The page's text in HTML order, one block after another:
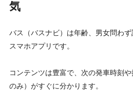
気
バス（バスナビ）は年齢、男女問わ
スマホアプリです。
コンテンツは豊富で、次の発車時刻
のみ）がすぐに分かります。